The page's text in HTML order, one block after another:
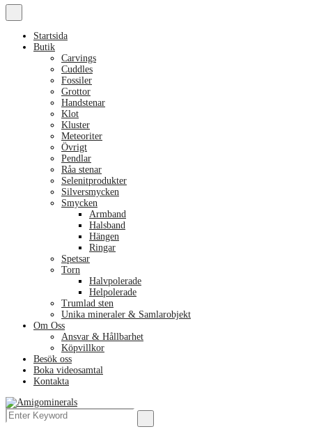
Startsida
Butik
Carvings
Cuddles
Fossiler
Grottor
Handstenar
Klot
Kluster
Meteoriter
Övrigt
Pendlar
Råa stenar
Selenitprodukter
Silversmycken
Smycken
Armband
Halsband
Hängen
Ringar
Spetsar
Torn
Halvpolerade
Helpolerade
Trumlad sten
Unika mineraler & Samlarobjekt
Om Oss
Ansvar & Hållbarhet
Köpvillkor
Besök oss
Boka videosamtal
Kontakta
Menu
Search
for:
Search